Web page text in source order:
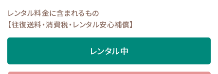
レンタル料金に含まれるもの
【往復送料・消費税・レンタル安心補償】
レンタル中